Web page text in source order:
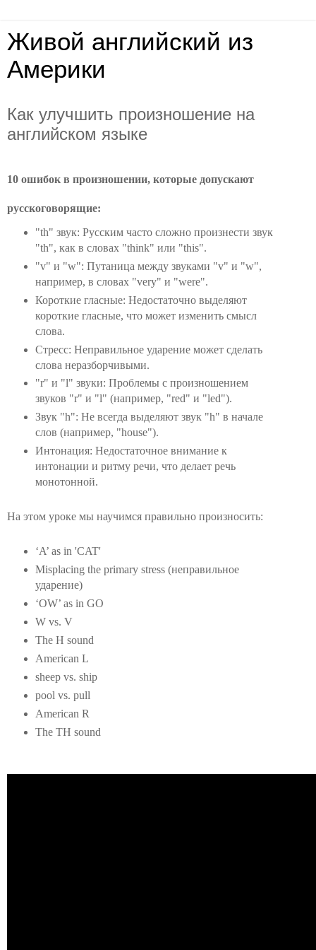
Живой английский из
Америки
Как улучшить произношение на
английском языке
10 ошибок в произношении, которые допускают
русскоговорящие:
"th" звук: Русским часто сложно произнести звук
"th", как в словах "think" или "this".
"v" и "w": Путаница между звуками "v" и "w",
например, в словах "very" и "were".
Короткие гласные: Недостаточно выделяют
короткие гласные, что может изменить смысл
слова.
Стресс: Неправильное ударение может сделать
слова неразборчивыми.
"r" и "l" звуки: Проблемы с произношением
звуков "r" и "l" (например, "red" и "led").
Звук "h": Не всегда выделяют звук "h" в начале
слов (например, "house").
Интонация: Недостаточное внимание к
интонации и ритму речи, что делает речь
монотонной.
На этом уроке мы научимся правильно произносить:
‘A’ as in 'CAT'
Misplacing the primary stress (неправильное
ударение)
‘OW’ as in GO
W vs. V
The H sound
American L
sheep vs. ship
pool vs. pull
American R
The TH sound